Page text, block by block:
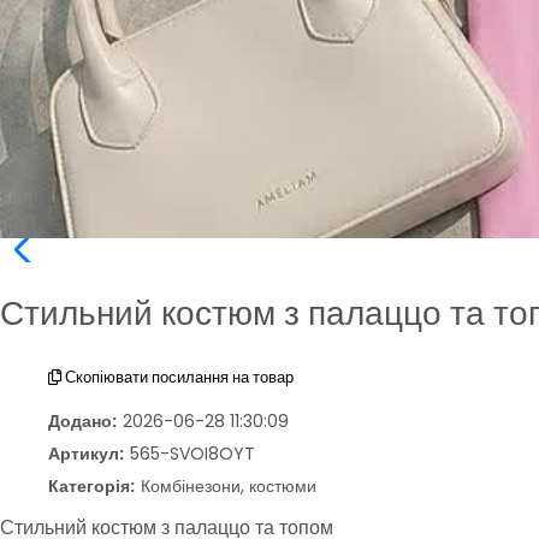
Стильний костюм з палаццо та
Скопіювати посилання на товар
Додано: 2026-06-28 11:30:09
Артикул: 565-SVOI8OYT
Категорія: Комбінезони, костюми
Стильний костюм з палаццо та топом